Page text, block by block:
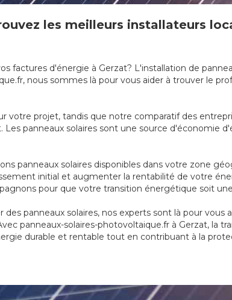
les meilleurs installateurs
factures d'énergie à Gerzat? L'installation de
nous sommes là pour vous aider à trouver le
votre projet, tandis que notre comparatif des
Les panneaux solaires sont une source d'économie
panneaux solaires disponibles dans votre zone
initial et augmenter la rentabilité de votre
pour que votre transition énergétique soit
panneaux solaires, nos experts sont là pour vous
panneaux-solaires-photovoltaique.fr à Gerzat, la
durable et rentable tout en contribuant à la